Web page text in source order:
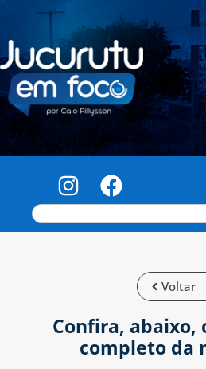
Voltar
Confira, abaixo,
completo da